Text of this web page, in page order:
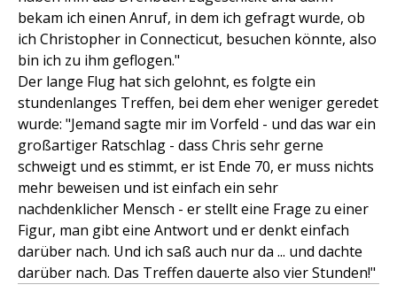
bekam ich einen Anruf, in dem ich gefragt wurde, ob
ich Christopher in Connecticut, besuchen könnte, also
bin ich zu ihm geflogen."
Der lange Flug hat sich gelohnt, es folgte ein
stundenlanges Treffen, bei dem eher weniger geredet
wurde: "Jemand sagte mir im Vorfeld - und das war ein
großartiger Ratschlag - dass Chris sehr gerne
schweigt und es stimmt, er ist Ende 70, er muss nichts
mehr beweisen und ist einfach ein sehr
nachdenklicher Mensch - er stellt eine Frage zu einer
Figur, man gibt eine Antwort und er denkt einfach
darüber nach. Und ich saß auch nur da ... und dachte
darüber nach. Das Treffen dauerte also vier Stunden!"